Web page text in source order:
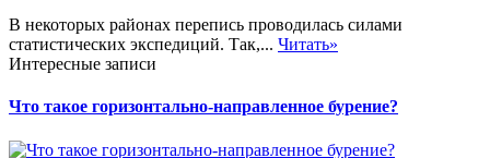
В некоторых районах перепись проводилась силами
статистических экспедиций. Так,... Читать»
Интересные записи
Что такое горизонтально-направленное бурение?